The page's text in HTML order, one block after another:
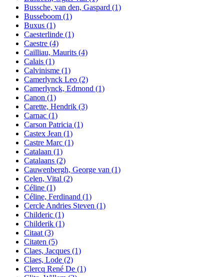
Bussche, van den, Gaspard (1)
Busseboom (1)
Buxus (1)
Caesterlinde (1)
Caestre (4)
Cailliau, Maurits (4)
Calais (1)
Calvinisme (1)
Camerlynck Leo (2)
Camerlynck, Edmond (1)
Canon (1)
Carette, Hendrik (3)
Carnac (1)
Carson Patricia (1)
Castex Jean (1)
Castre Marc (1)
Catalaan (1)
Catalaans (2)
Cauwenbergh, George van (1)
Celen, Vital (2)
Céline (1)
Céline, Ferdinand (1)
Cercle Andries Steven (1)
Childeric (1)
Childerik (1)
Citaat (3)
Citaten (5)
Claes, Jacques (1)
Claes, Lode (2)
Clercq René De (1)